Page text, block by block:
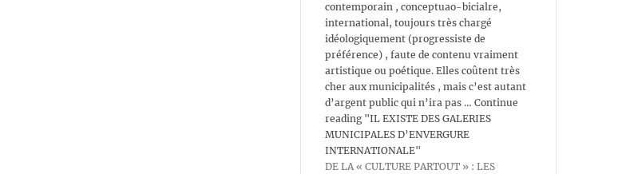
contemporain , conceptuao-bicialre,
international, toujours très chargé
idéologiquement (progressiste de
préférence) , faute de contenu vraiment
artistique ou poétique. Elles coûtent très
cher aux municipalités , mais c’est autant
d’argent public qui n’ira pas … Continue
reading "IL EXISTE DES GALERIES
MUNICIPALES D’ENVERGURE
INTERNATIONALE"
DE LA « CULTURE PARTOUT » : LES